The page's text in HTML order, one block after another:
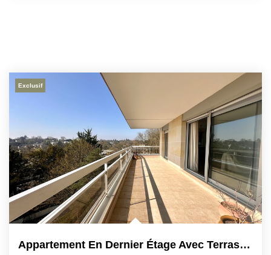
Exclusif
Appartement En Dernier Étage Avec Terrasse Et Vue Tour...